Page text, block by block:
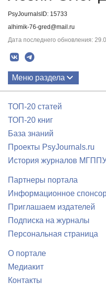
PsyJournalsID: 15733
alhimik-76-gred@mail.ru
Дата последнего обновления:
Меню раздела
ТОП-20 статей
ТОП-20 книг
База знаний
Проекты PsyJournals.ru
История журналов
Партнеры портала
Информационное
Приглашаем издателей
Подписка на журналы
Персональная страница
О портале
Медиакит
Контакты